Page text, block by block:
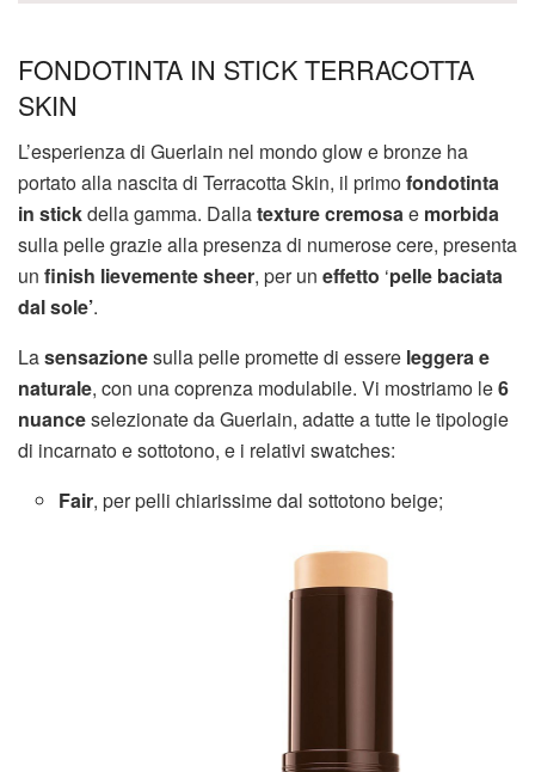
FONDOTINTA IN STICK TERRACOTTA
SKIN
L’esperienza di Guerlain nel mondo glow e bronze ha
portato alla nascita di Terracotta Skin, il primofondotinta
in stickdella gamma. Dallatexture cremosa e morbida
sulla pelle grazie alla presenza di numerose cere, presenta
un finish lievemente sheer, per un effetto ‘pelle baciata
dal sole’.
Lasensazionesulla pelle promette di essere leggera e
naturale, con una coprenza modulabile. Vi mostriamo le6
nuanceselezionate da Guerlain, adatte a tutte le tipologie
di incarnato e sottotono, e i relativi swatches:
Fair, per pelli chiarissime dal sottotono beige;